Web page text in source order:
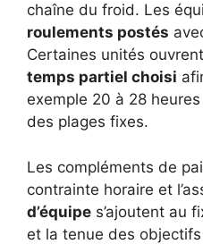
chaîne du froid. Les
roulements postés
Certaines unités
temps partiel choisi
exemple 20 à 28
des plages fixes.
Les compléments de
contrainte horaire et
d’équipe s’ajoutent au
et la tenue des